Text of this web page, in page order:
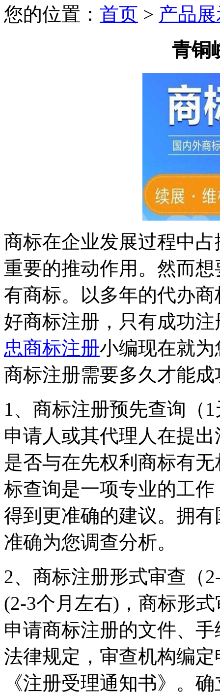
您的位置： 首页 > 产品
青铜
商标在企业发展过程中
重要的推动作用。然而
有商标。以多年的代办
好商标注册，只有成功
忠商标注册小编现在就
商标注册需要多久才能
1、商标注册预先查询（
申请人或其代理人在提
是否与在先权利商标有
标查询是一项专业的工
得到更准确的建议。拥
准确为您调查分析。
2、商标注册形式审查（
(2-3个月左右)，商标形
申请商标注册的文件、
法律规定，审查机构编
《注册受理通知书》。